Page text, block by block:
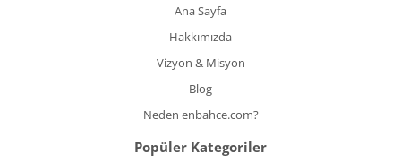
Ana Sayfa
Hakkımızda
Vizyon & Misyon
Blog
Neden enbahce.com?
Popüler Kategoriler